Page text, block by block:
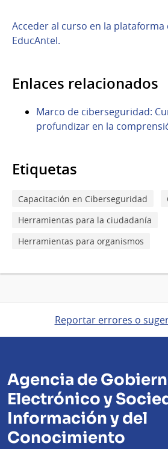
Acceder al curso en la
EducAntel.
Enlaces relacionados
Marco de ciberseguridad:
profundizar en la
Etiquetas
Capacitación en Ciberseguridad
Herramientas para la ciudadanía
Herramientas para organismos
Reportar errores o
Agencia de
Electrónico y
Información y del
Conocimiento